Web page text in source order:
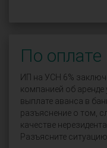
По
ИП на УСН 6%
компанией об аренде
выплате аванса в
разъяснение о том,
качестве
Разъясните